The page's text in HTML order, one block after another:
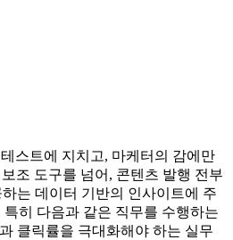
스트에 지치고, 마케터의 감에만
조 도구를 넘어, 콘텐츠 발행 전부
는 데이터 기반의 인사이트에 주
히 다음과 같은 직무를 수행하는
클릭률을 극대화해야 하는 실무